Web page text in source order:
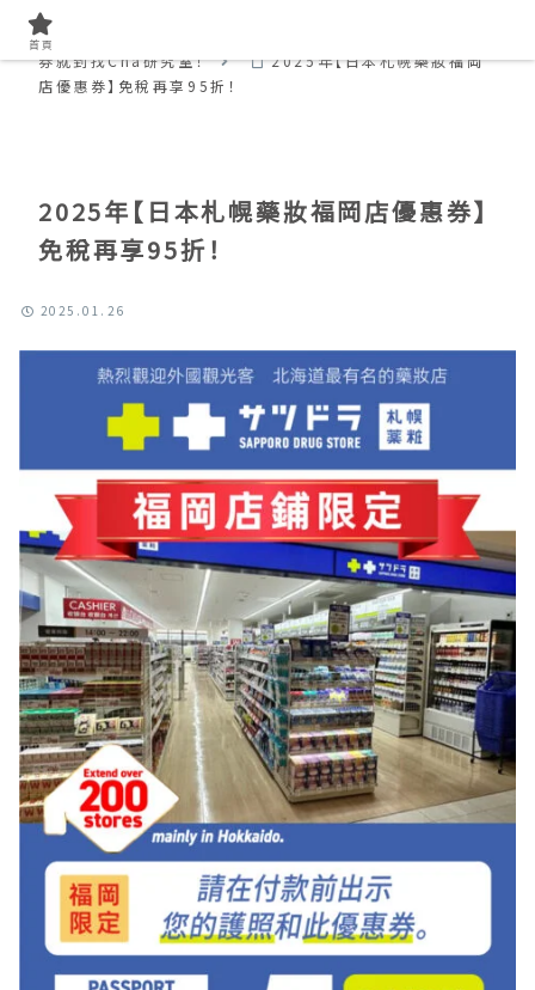
券就到找Cha研究室！
2025年【日本札幌藥妝福岡
店優惠券】免稅再享95折！
2025年【日本札幌藥妝福岡店優惠券】
免稅再享95折！
2025.01.26
首頁